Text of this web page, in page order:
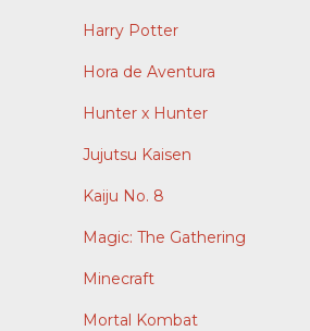
Harry Potter
Hora de Aventura
Hunter x Hunter
Jujutsu Kaisen
Kaiju No. 8
Magic: The Gathering
Minecraft
Mortal Kombat